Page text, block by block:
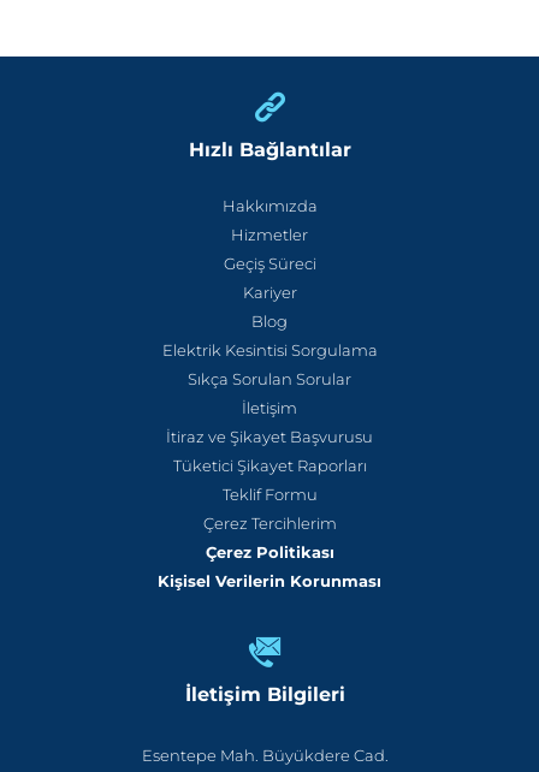
Hızlı Bağlantılar
Hakkımızda
Hizmetler
Geçiş Süreci
Kariyer
Blog
Elektrik Kesintisi Sorgulama
Sıkça Sorulan Sorular
İletişim
İtiraz ve Şikayet Başvurusu
Tüketici Şikayet Raporları
Teklif Formu
Çerez Tercihlerim
Çerez Politikası
Kişisel Verilerin Korunması
İletişim Bilgileri
Esentepe Mah. Büyükdere Cad.